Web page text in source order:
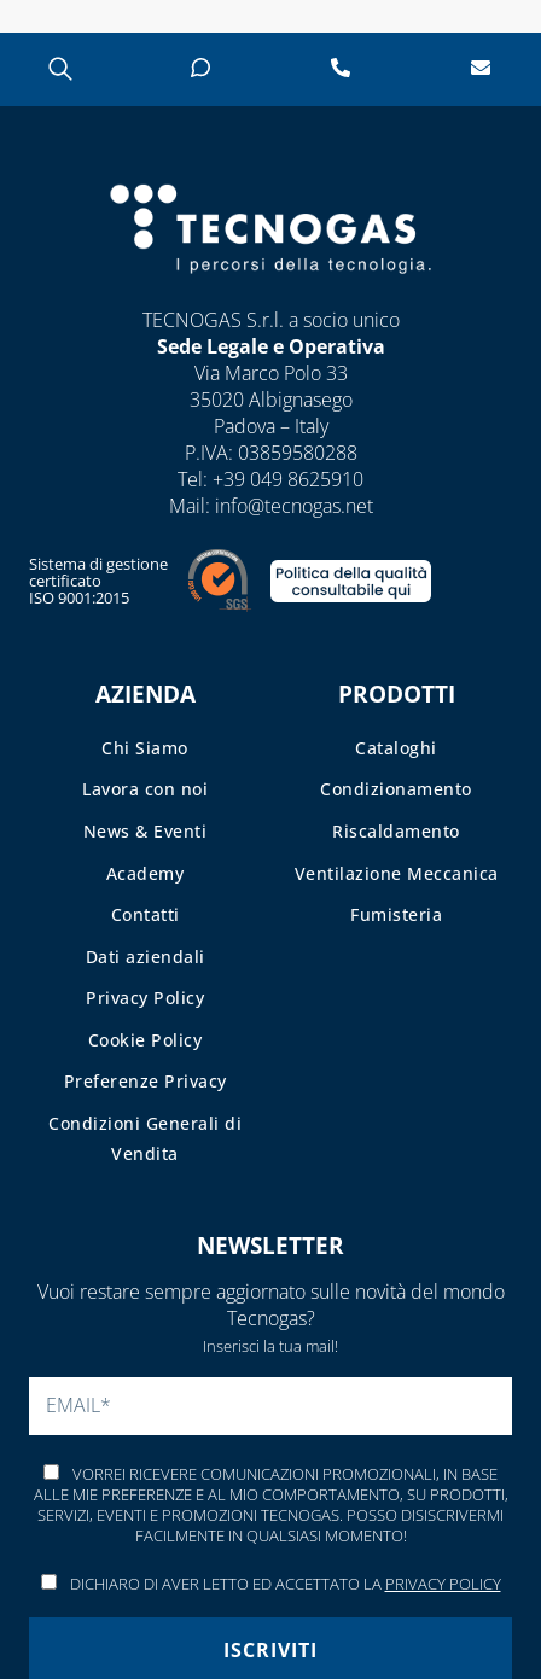
TECNOGAS S.r.l. a socio unico
Sede Legale e Operativa
Via Marco Polo 33
35020 Albignasego
Padova – Italy
P.IVA: 03859580288
Tel: +39 049 8625910
Mail: info@tecnogas.net
Sistema di gestione
certificato
ISO 9001:2015
AZIENDA
Chi Siamo
Lavora con noi
News & Eventi
Academy
Contatti
Dati aziendali
Privacy Policy
Cookie Policy
Preferenze Privacy
Condizioni Generali di
Vendita
PRODOTTI
Cataloghi
Condizionamento
Riscaldamento
Ventilazione Meccanica
Fumisteria
NEWSLETTER
Vuoi restare sempre aggiornato sulle novità del mondo
Tecnogas?
Inserisci la tua mail!
VORREI RICEVERE COMUNICAZIONI PROMOZIONALI, IN BASE
ALLE MIE PREFERENZE E AL MIO COMPORTAMENTO, SU PRODOTTI,
SERVIZI, EVENTI E PROMOZIONI TECNOGAS. POSSO DISISCRIVERMI
FACILMENTE IN QUALSIASI MOMENTO!
DICHIARO DI AVER LETTO ED ACCETTATO LA PRIVACY POLICY